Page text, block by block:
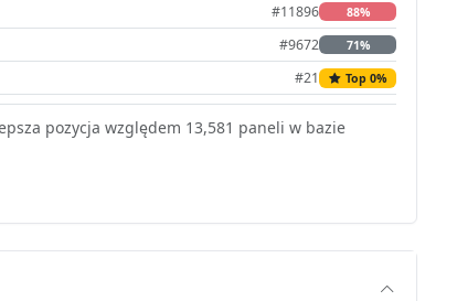
#11896 88%
#9672 71%
#21 Top 0%
pozycja względem 13,581 paneli w bazie